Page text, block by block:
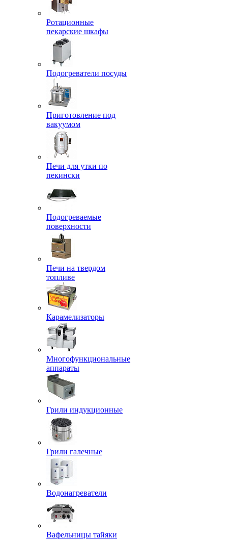
Ротационные
пекарские шкафы
Подогреватели посуды
Приготовление под
вакуумом
Печи для утки по
пекински
Подогреваемые
поверхности
Печи на твердом
топливе
Карамелизаторы
Многофункциональные
аппараты
Грили индукционные
Грили галечные
Водонагреватели
Вафельницы тайяки